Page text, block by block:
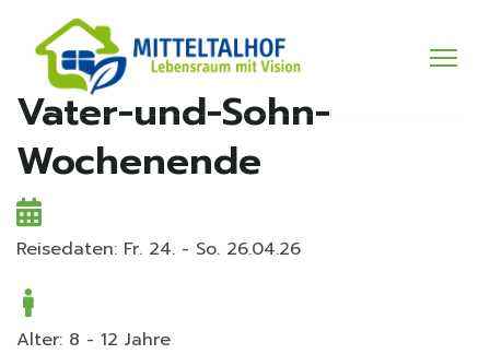
Vater-und-Sohn-
Wochenende
Reisedaten: Fr. 24. - So. 26.04.26
Alter: 8 - 12 Jahre